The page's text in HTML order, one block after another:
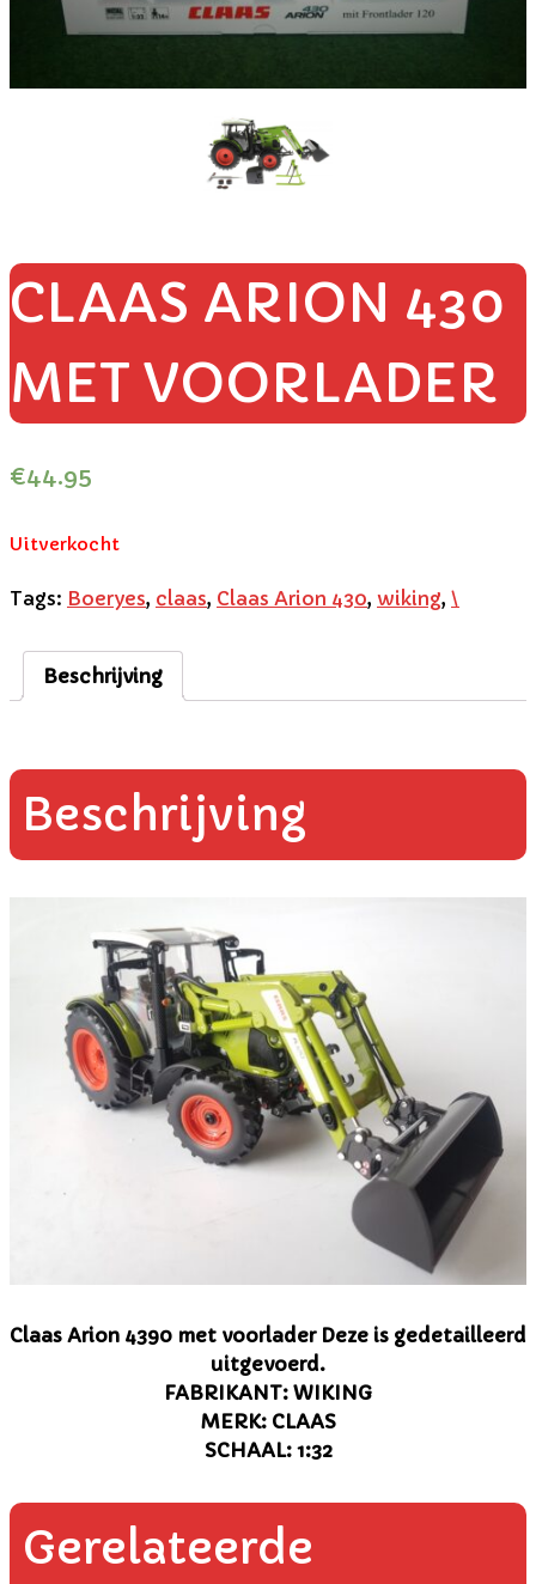
CLAAS ARION 430
MET VOORLADER
€44.95
Uitverkocht
Tags: Boeryes, claas, Claas Arion 430, wiking, \
Beschrijving
Beschrijving
Claas Arion 4390 met voorlader Deze is gedetailleerd
uitgevoerd.
FABRIKANT: WIKING
MERK: CLAAS
SCHAAL: 1:32
Gerelateerde